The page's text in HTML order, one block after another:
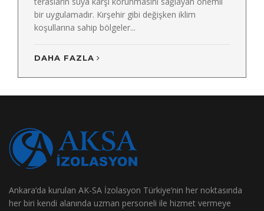
bir uygulamadır. Kırşehir gibi değişken iklim
koşullarına sahip bölgeler...
DAHA FAZLA
Ankara’da kurulan AK-SA İzolasyon Türkiye’nin her noktasında
her biri kendi alanında uzman personeli ile hizmet vermeye